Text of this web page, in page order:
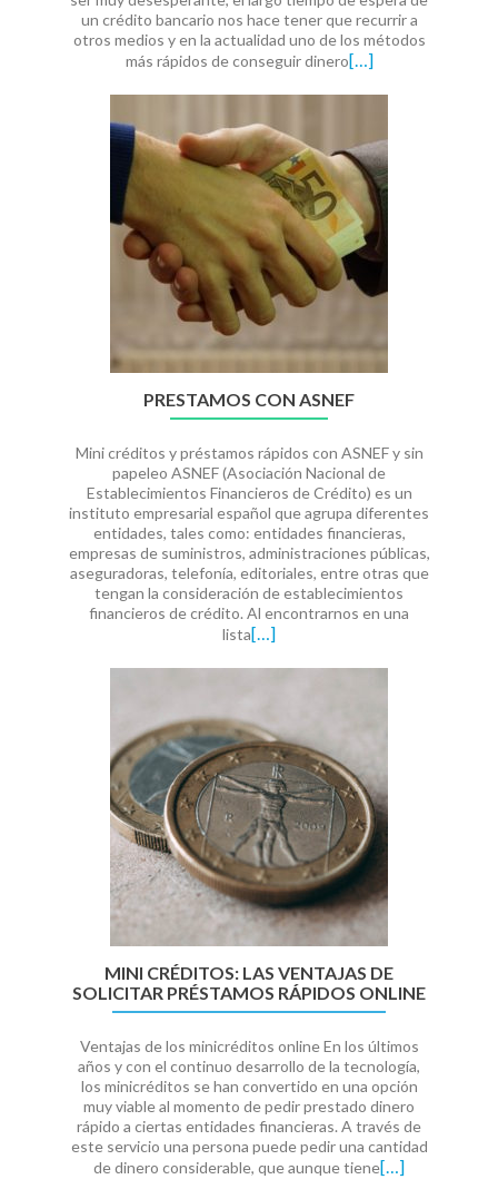
un crédito bancario nos hace tener que recurrir a
otros medios y en la actualidad uno de los métodos
más rápidos de conseguir dinero[…]
PRESTAMOS CON ASNEF
Mini créditos y préstamos rápidos con ASNEF y sin
papeleo ASNEF (Asociación Nacional de
Establecimientos Financieros de Crédito) es un
instituto empresarial español que agrupa diferentes
entidades, tales como: entidades financieras,
empresas de suministros, administraciones públicas,
aseguradoras, telefonía, editoriales, entre otras que
tengan la consideración de establecimientos
financieros de crédito. Al encontrarnos en una
lista[…]
MINI CRÉDITOS: LAS VENTAJAS DE
SOLICITAR PRÉSTAMOS RÁPIDOS ONLINE
Ventajas de los minicréditos online En los últimos
años y con el continuo desarrollo de la tecnología,
los minicréditos se han convertido en una opción
muy viable al momento de pedir prestado dinero
rápido a ciertas entidades financieras. A través de
este servicio una persona puede pedir una cantidad
de dinero considerable, que aunque tiene[…]